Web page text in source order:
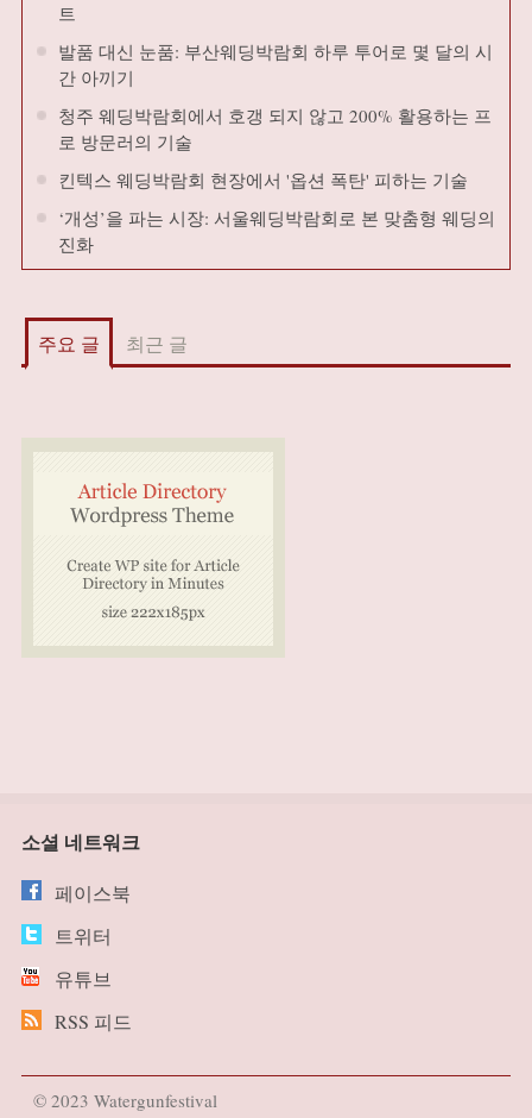
트
발품 대신 눈품: 부산웨딩박람회 하루 투어로 몇 달의 시
간 아끼기
청주 웨딩박람회에서 호갱 되지 않고 200% 활용하는 프
로 방문러의 기술
킨텍스 웨딩박람회 현장에서 '옵션 폭탄' 피하는 기술
‘개성’을 파는 시장: 서울웨딩박람회로 본 맞춤형 웨딩의
진화
주요 글 최근 글
소셜 네트워크
페이스북
트위터
유튜브
RSS 피드
© 2023 Watergunfestival